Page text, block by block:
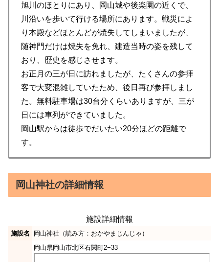
旭川のほとりにあり、岡山城や後楽園の近くで、
川沿いを歩いて行ける場所にあります。戦災によ
り本殿などほとんどが焼失してしまいましたが、
随神門だけは焼失を免れ、建造当時の姿を残して
おり、歴史を感じさせます。
お正月の三が日に訪れましたが、たくさんの参拝
客で大変混雑していたため、後日再び参拝しまし
た。無料駐車場は30台分くらいありますが、三が
日には車列ができていました。
岡山駅からは徒歩でだいたい20分ほどの距離で
す。
岡山神社の詳細情報
施設詳細情報
施設名
岡山神社（読み方：おかやまじんじゃ）
岡山県岡山市北区石関町2−33